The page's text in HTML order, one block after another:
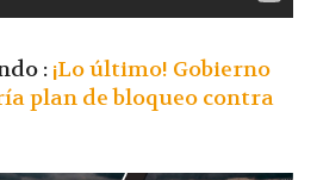
: ¡Lo último! Gobierno
plan de bloqueo contra